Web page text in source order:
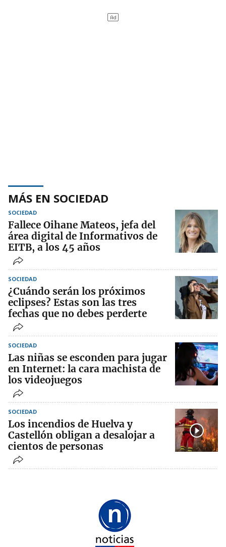
MÁS EN SOCIEDAD
SOCIEDAD
Fallece Oihane Mateos, jefa del
área digital de Informativos de
EITB, a los 45 años
SOCIEDAD
¿Cuándo serán los próximos
eclipses? Estas son las tres
fechas que no debes perderte
SOCIEDAD
Las niñas se esconden para jugar
en Internet: la cara machista de
los videojuegos
SOCIEDAD
Los incendios de Huelva y
Castellón obligan a desalojar a
cientos de personas